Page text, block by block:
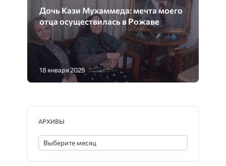
Дочь Кази Мухаммеда: мечта моего
отца осуществилась в Рожаве
18 января 2025
АРХИВЫ